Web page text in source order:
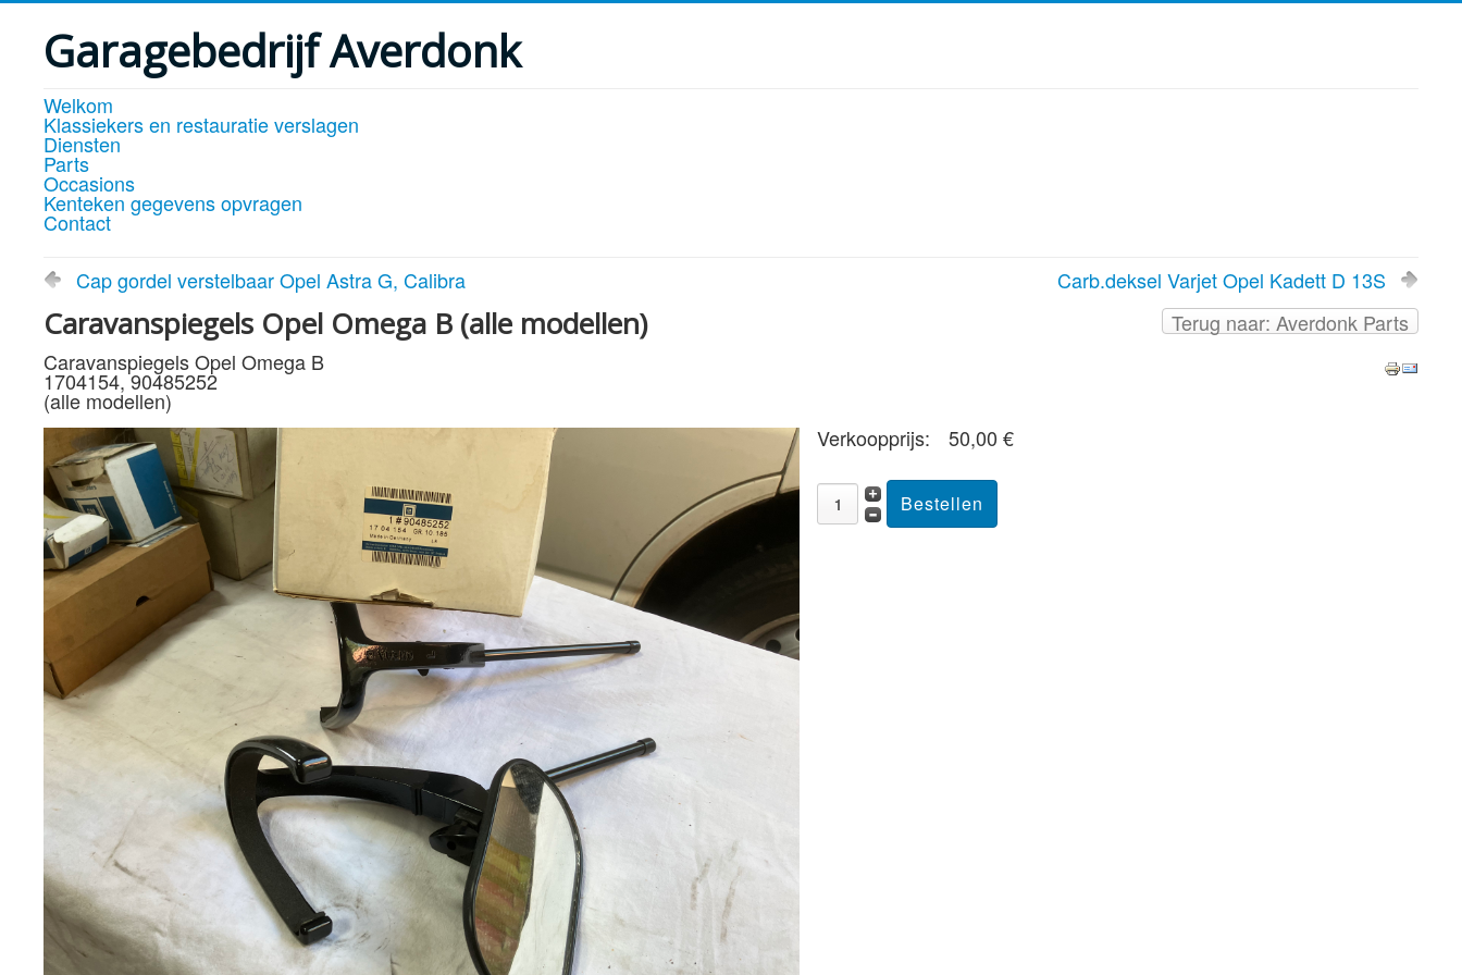
Garagebedrijf Averdonk
Welkom
Klassiekers en restauratie verslagen
Diensten
Parts
Occasions
Kenteken gegevens opvragen
Contact
Cap gordel verstelbaar Opel Astra G, Calibra
Carb.deksel Varjet Opel Kadett D 13S
Terug naar: Averdonk Parts
Caravanspiegels Opel Omega B (alle modellen)
Caravanspiegels Opel Omega B
1704154, 90485252
(alle modellen)
Verkoopprijs:
50,00 €